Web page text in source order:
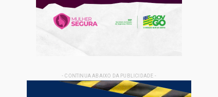
- CONTINUA ABAIXO DA PUBLICIDADE -